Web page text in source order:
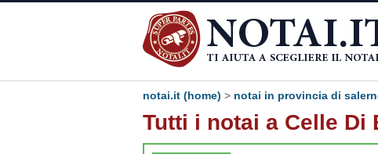
notai.it (home) > notai in provincia di
Tutti i notai a Celle Di